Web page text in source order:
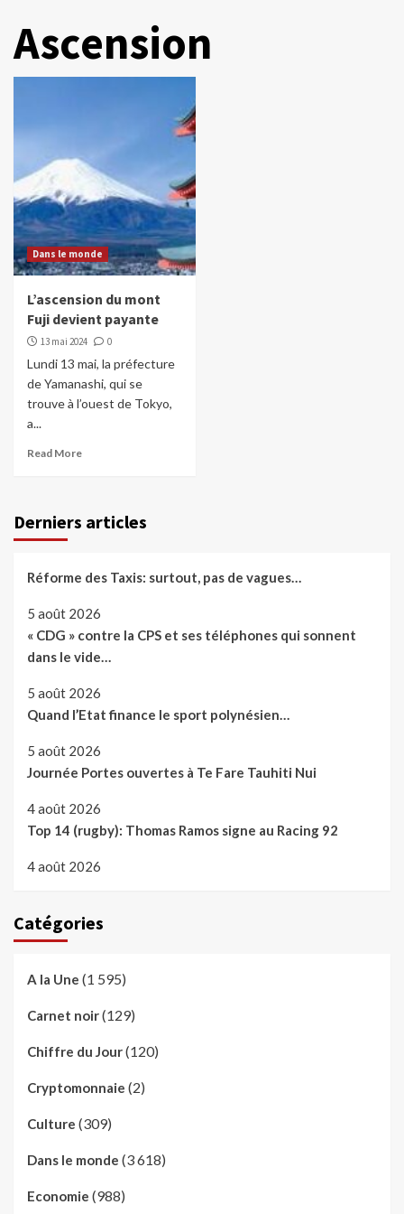
Ascension
Dans le monde
L’ascension du mont
Fuji devient payante
13 mai 2024 0
Lundi 13 mai, la préfecture
de Yamanashi, qui se
trouve à l’ouest de Tokyo,
a...
Read More
Derniers articles
Réforme des Taxis: surtout, pas de vagues…
5 août 2026
« CDG » contre la CPS et ses téléphones qui sonnent
dans le vide…
5 août 2026
Quand l’Etat finance le sport polynésien…
5 août 2026
Journée Portes ouvertes à Te Fare Tauhiti Nui
4 août 2026
Top 14 (rugby): Thomas Ramos signe au Racing 92
4 août 2026
Catégories
A la Une (1 595)
Carnet noir(129)
Chiffre du Jour(120)
Cryptomonnaie (2)
Culture (309)
Dans le monde (3 618)
Economie (988)